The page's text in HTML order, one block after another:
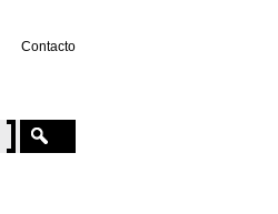
Contacto